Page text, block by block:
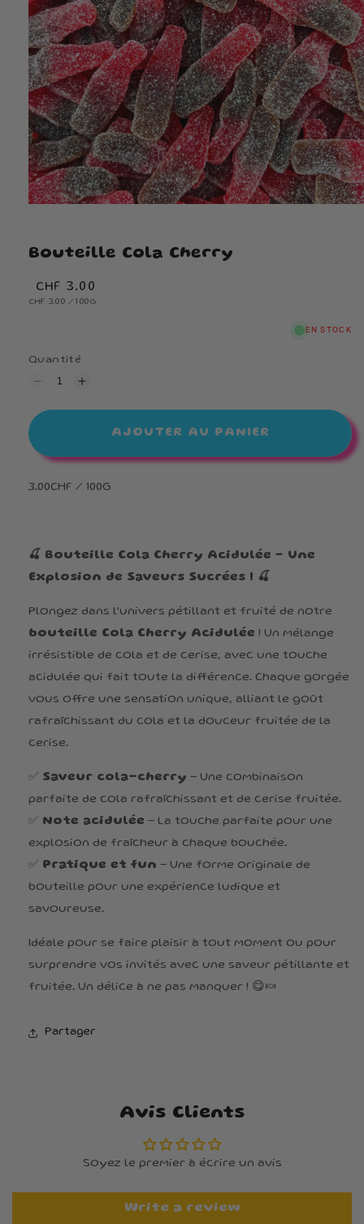
Bouteille Cola Cherry
Prix
habituel
CHF 3.00
PRIX
CHF 3.00 / PAR
100G
EN STOCK
Quantité
Réduire
quantité
Cherry
Augmenter
quantité
Bouteille
Cherry
AJOUTER AU PANIER
3.00CHF / 100G
🍒 Bouteille Cola Cherry Acidulée – Une
Explosion de Saveurs Sucrées ! 🍒
Plongez dans l’univers pétillant et fruité de notre
bouteille Cola Cherry Acidulée ! Un mélange
irrésistible de cola et de cerise, avec une touche
acidulée qui fait toute la différence. Chaque gorgée
vous offre une sensation unique, alliant le goût
rafraîchissant du cola et la douceur fruitée de la
cerise.
✅ Saveur cola-cherry – Une combinaison
parfaite de cola rafraîchissant et de cerise fruitée.
✅ Note acidulée – La touche parfaite pour une
explosion de fraîcheur à chaque bouchée.
✅ Pratique et fun – Une forme originale de
bouteille pour une expérience ludique et
savoureuse.
Idéale pour se faire plaisir à tout moment ou pour
surprendre vos invités avec une saveur pétillante et
fruitée. Un délice à ne pas manquer ! 😋🍬
Partager
Avis Clients
Soyez le premier à écrire un avis
Write a review